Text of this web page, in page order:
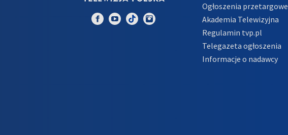
Ogłoszenia przetargowe
Akademia Telewizyjna
Regulamin tvp.pl
Telegazeta ogłoszenia
Informacje o nadawcy